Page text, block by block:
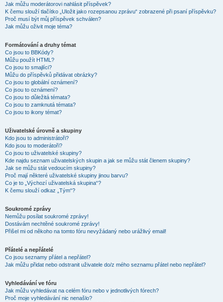
Jak můžu moderátorovi nahlásit příspěvek?
K čemu slouží tlačítko „Uložit jako rozepsanou zprávu“ zobrazené při psaní příspěvku?
Proč musí být můj příspěvek schválen?
Jak můžu oživit moje téma?
Formátování a druhy témat
Co jsou to BBKódy?
Můžu použít HTML?
Co jsou to smajlíci?
Můžu do příspěvků přidávat obrázky?
Co jsou to globální oznámení?
Co jsou to oznámení?
Co jsou to důležitá témata?
Co jsou to zamknutá témata?
Co jsou to ikony témat?
Uživatelské úrovně a skupiny
Kdo jsou to administrátoři?
Kdo jsou to moderátoři?
Co jsou to uživatelské skupiny?
Kde najdu seznam uživatelských skupin a jak se můžu stát členem skupiny?
Jak se můžu stát vedoucím skupiny?
Proč mají některé uživatelské skupiny jinou barvu?
Co je to „Výchozí uživatelská skupina“?
K čemu slouží odkaz „Tým“?
Soukromé zprávy
Nemůžu posílat soukromé zprávy!
Dostávám nechtěné soukromé zprávy!
Přišel mi od někoho na tomto fóru nevyžádaný nebo urážlivý email!
Přátelé a nepřátelé
Co jsou seznamy přátel a nepřátel?
Jak můžu přidat nebo odstranit uživatele do/z mého seznamu přátel nebo nepřátel?
Vyhledávání ve fóru
Jak můžu vyhledávat na celém fóru nebo v jednotlivých fórech?
Proč moje vyhledávání nic nenašlo?